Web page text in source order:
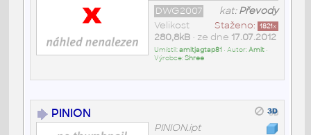
kat:Převody
DWG2007
Staženo: 1821x
Velikost
280,8kB• ze dne 17.07.2012
Umístil:amitjagtap81 • Autor:Amit•
Výrobce:Shree
PINION
PINION.ipt